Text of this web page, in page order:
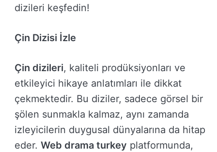
dizileri keşfedin!
Çin Dizisi İzle
Çin dizileri, kaliteli prodüksiyonları ve
etkileyici hikaye anlatımları ile dikkat
çekmektedir. Bu diziler, sadece görsel bir
şölen sunmakla kalmaz, aynı zamanda
izleyicilerin duygusal dünyalarına da hitap
eder. Web drama turkey platformunda,